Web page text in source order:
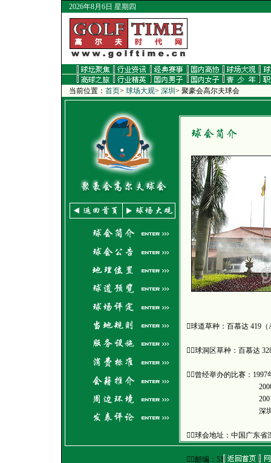
2026年8月6日 星期四
当前位置： 首页> 球场大观> 深圳 > 聚豪会高尔夫球会
球道草种：百慕达 419（
球洞区草种：百慕达
曾经举办的比赛：1997
2000年VOLVO
2001年深圳市
深圳市首届“思博
球会地址：中国广东省
邮编：518126